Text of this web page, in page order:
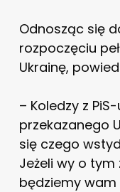
Odnosząc się
rozpoczęciu
Ukrainę,
– Koledzy z
przekazanego
się czego
Jeżeli wy o
będziemy